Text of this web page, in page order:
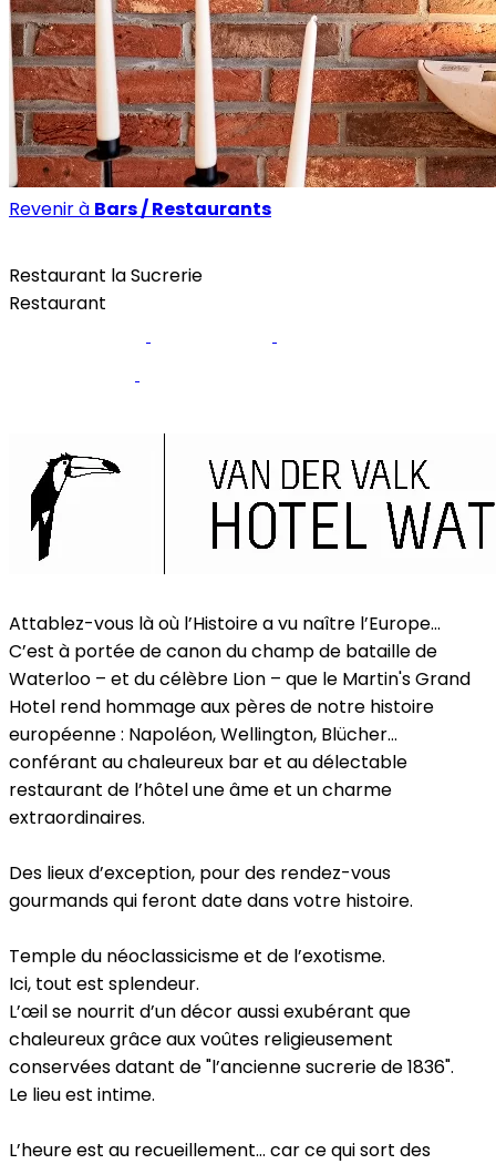
Revenir à Bars / Restaurants
Restaurant la Sucrerie
Restaurant
Attablez-vous là où l’Histoire a vu naître l’Europe...
C’est à portée de canon du champ de bataille de
Waterloo – et du célèbre Lion – que le Martin's Grand
Hotel rend hommage aux pères de notre histoire
européenne : Napoléon, Wellington, Blücher...
conférant au chaleureux bar et au délectable
restaurant de l’hôtel une âme et un charme
extraordinaires.
Des lieux d’exception, pour des rendez-vous
gourmands qui feront date dans votre histoire.
Temple du néoclassicisme et de l’exotisme.
Ici, tout est splendeur.
L’œil se nourrit d’un décor aussi exubérant que
chaleureux grâce aux voûtes religieusement
conservées datant de "l’ancienne sucrerie de 1836".
Le lieu est intime.
L’heure est au recueillement… car ce qui sort des